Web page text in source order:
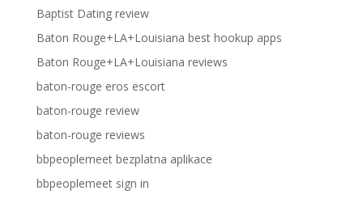
Baptist Dating review
Baton Rouge+LA+Louisiana best hookup apps
Baton Rouge+LA+Louisiana reviews
baton-rouge eros escort
baton-rouge review
baton-rouge reviews
bbpeoplemeet bezplatna aplikace
bbpeoplemeet sign in